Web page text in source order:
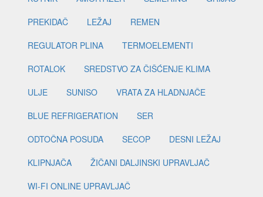
PREKIDAČ
LEŽAJ
REMEN
REGULATOR PLINA
TERMOELEMENTI
ROTALOK
SREDSTVO ZA ČIŠĆENJE KLIMA
ULJE
SUNISO
VRATA ZA HLADNJAČE
BLUE REFRIGERATION
SER
ODTOČNA POSUDA
SECOP
DESNI LEŽAJ
KLIPNJAČA
ŽIČANI DALJINSKI UPRAVLJAČ
WI-FI ONLINE UPRAVLJAČ